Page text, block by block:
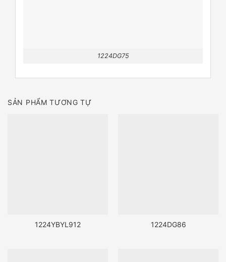
1224DG75
SẢN PHẨM TƯƠNG TỰ
1224YBYL912 1224DG86